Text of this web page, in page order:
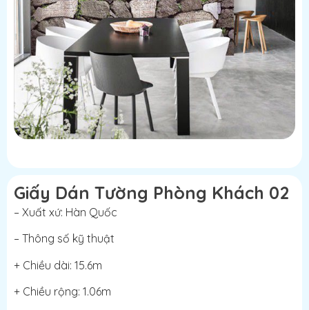
Giấy Dán Tường Phòng Khách 02
– Xuất xứ: Hàn Quốc
– Thông số kỹ thuật
+ Chiều dài: 15.6m
+ Chiều rộng: 1.06m